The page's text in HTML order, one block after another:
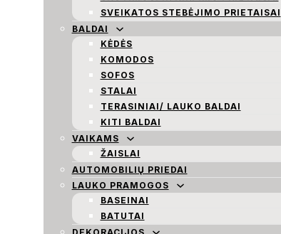
SVEIKATOS STEBĖJIMO PRIETAISAI
BALDAI
KĖDĖS
KOMODOS
SOFOS
STALAI
TERASINIAI/ LAUKO BALDAI
KITI BALDAI
VAIKAMS
ŽAISLAI
AUTOMOBILIŲ PRIEDAI
LAUKO PRAMOGOS
BASEINAI
BATUTAI